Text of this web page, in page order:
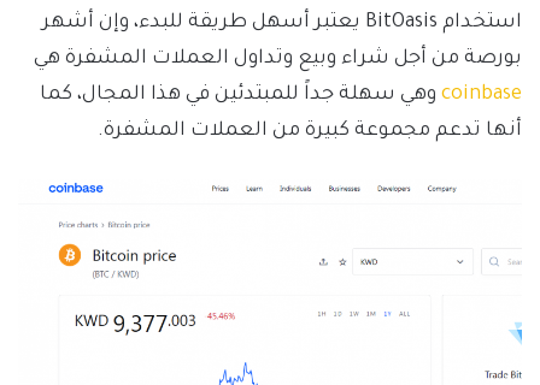
استخدام BitOasis يعتبر أسهل طريقة للبدء، وإن أشهر
بورصة من أجل شراء وبيع وتداول العملات المشفرة هي
coinbase وهي سهلة جداً للمبتدئين في هذا المجال، كما
أنها تدعم مجموعة كبيرة من العملات المشفرة.